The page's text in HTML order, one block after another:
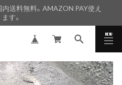
送料無料。AMAZON PAY使え
ます。
MENU
CLOSE